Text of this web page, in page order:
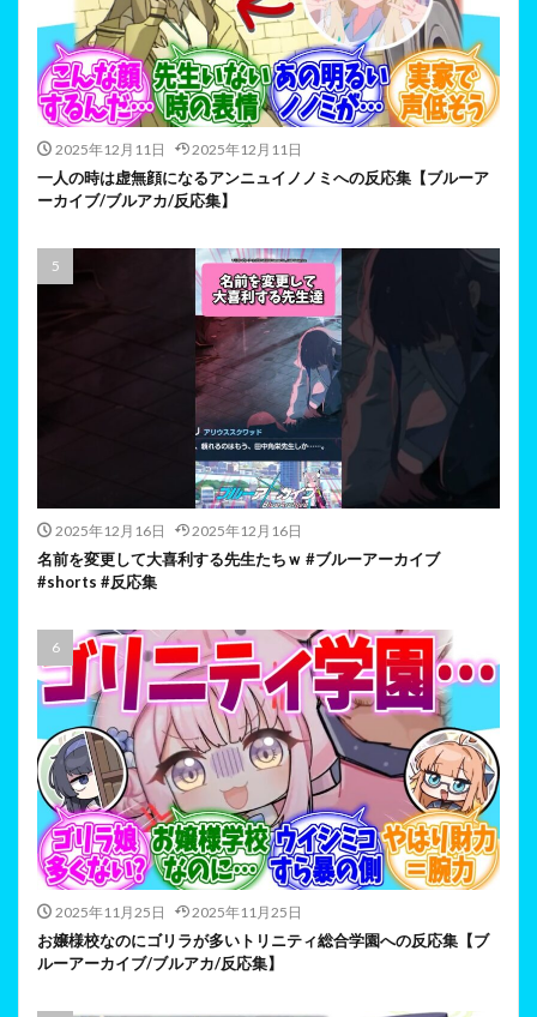
2025年12月11日 2025年12月11日
一人の時は虚無顔になるアンニュイノノミへの反応集【ブルーア
ーカイブ/ブルアカ/反応集】
2025年12月16日 2025年12月16日
名前を変更して大喜利する先生たちｗ #ブルーアーカイブ
#shorts #反応集
2025年11月25日 2025年11月25日
お嬢様校なのにゴリラが多いトリニティ総合学園への反応集【ブ
ルーアーカイブ/ブルアカ/反応集】